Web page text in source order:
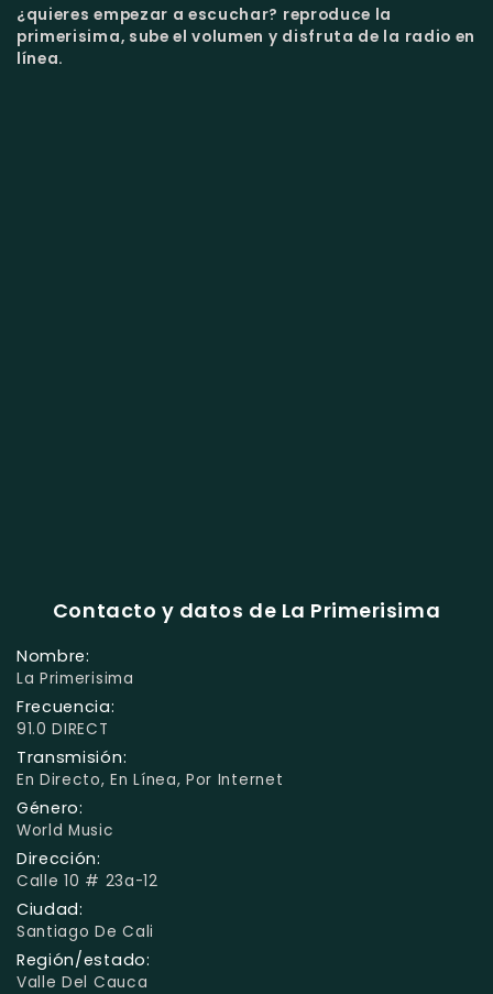
¿quieres empezar a escuchar? reproduce la
primerisima, sube el volumen y disfruta de la radio en
línea.
Contacto y datos de La Primerisima
Nombre:
La Primerisima
Frecuencia:
91.0 DIRECT
Transmisión:
En Directo, En Línea, Por Internet
Género:
World Music
Dirección:
Calle 10 # 23a-12
Ciudad:
Santiago De Cali
Región/estado:
Valle Del Cauca